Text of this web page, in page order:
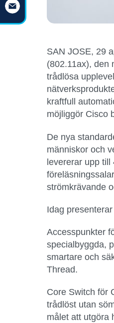
SAN JOSE, 29
(802.11ax), den
trådlösa
kraftfull
möjliggör Cisco
De nya
människor och
levererar upp till
strömkrävande
Idag
Accesspunkter
specialbyggda,
smartare och
Thread.
Core Switch för
trådlöst utan
målet att utgöra